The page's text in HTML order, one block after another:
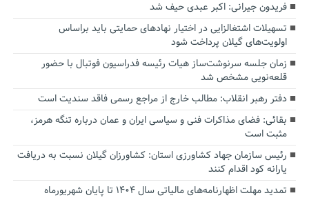
فریدون جیرانی: اکبر عبدی حیف شد
تسهیلات اشتغالزایی در اختیار نهادهای حمایتی باید براساس
اولویت‌های گیلان پرداخت شود
زمان جلسه سرنوشت‌ساز هیات رئیسه فدراسیون فوتبال با حضور
قلعه‌نویی مشخص شد
دفتر رهبر انقلاب: مطالب خارج از مراجع رسمی فاقد سندیت است
بقائی: فضای مذاکرات فنی و سیاسی ایران و عمان درباره تنگه هرمز،
مثبت است
رئیس سازمان جهاد کشاورزی استان: کشاورزان گیلان نسبت به دریافت
یارانه کود اقدام کنند
تمدید مهلت اظهارنامه‌های مالیاتی سال ۱۴۰۴ تا پایان شهریورماه